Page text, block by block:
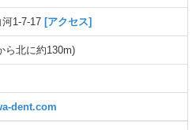
1-7-17 [アクセス]
ら北に約130m)
dent.com